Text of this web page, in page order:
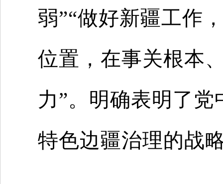
弱”“做好新疆工作
位置，在事关根本
力”。明确表明了
特色边疆治理的战